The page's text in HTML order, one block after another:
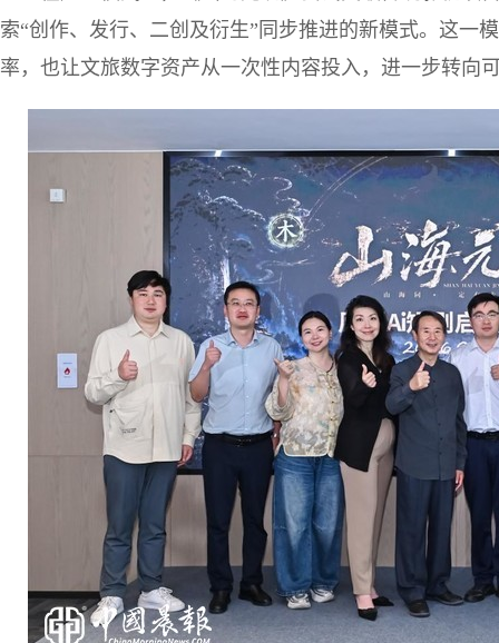
索“创作、发行、二创及衍生”同步推进的新模式。这一
率，也让文旅数字资产从一次性内容投入，进一步转向